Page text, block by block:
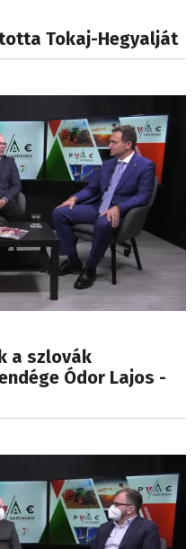
Tokaj-Hegyalját
a szlovák
Ódor Lajos -